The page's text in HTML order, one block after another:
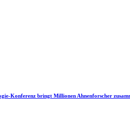
Konferenz bringt Millionen Ahnenforscher